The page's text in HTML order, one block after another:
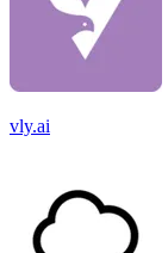
vly.ai